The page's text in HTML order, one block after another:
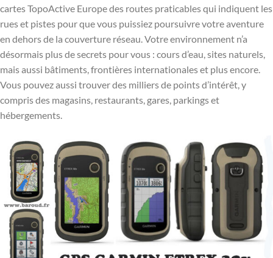
cartes TopoActive Europe des routes praticables qui indiquent les
rues et pistes pour que vous puissiez poursuivre votre aventure
en dehors de la couverture réseau. Votre environnement n’a
désormais plus de secrets pour vous : cours d’eau, sites naturels,
mais aussi bâtiments, frontières internationales et plus encore.
Vous pouvez aussi trouver des milliers de points d’intérêt, y
compris des magasins, restaurants, gares, parkings et
hébergements.